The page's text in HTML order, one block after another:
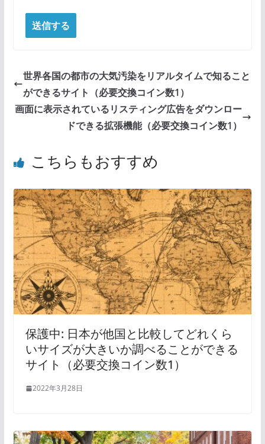
世界各国の都市の大気汚染をリアルタイムで知ること
ができるサイト（必要交換コイン数1）
画面に表示されているリスティング広告をダウンロー
ドできる拡張機能（必要交換コイン数1）
こちらもおすすめ
保護中: 日本が他国と比較してどれくら
いサイズが大きいか調べることができる
サイト（必要交換コイン数1）
2022年3月28日